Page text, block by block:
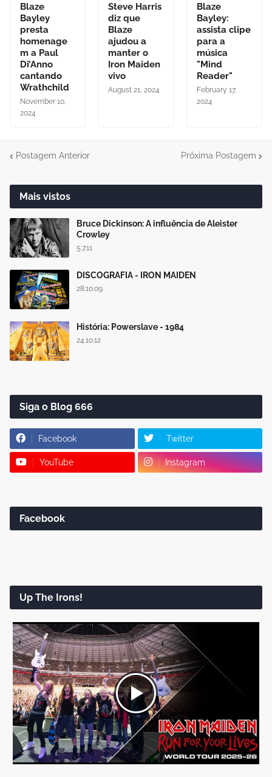
Blaze
Bayley
presta
homenage
m a Paul
Di’Anno
cantando
Wrathchild
November 10,
2024
Steve Harris
diz que
Blaze
ajudou a
manter o
Iron Maiden
vivo
August 21, 2024
Blaze
Bayley:
assista clipe
para a
música
"Mind
Reader"
February 17,
2024
Postagem Anterior Próxima Postagem
Mais vistos
Bruce Dickinson: A influência de Aleister
Crowley
5.7.11
DISCOGRAFIA - IRON MAIDEN
28.10.09
História: Powerslave - 1984
24.10.12
Siga o Blog 666
Facebook Twitter
YouTube Instagram
Facebook
Up The Irons!